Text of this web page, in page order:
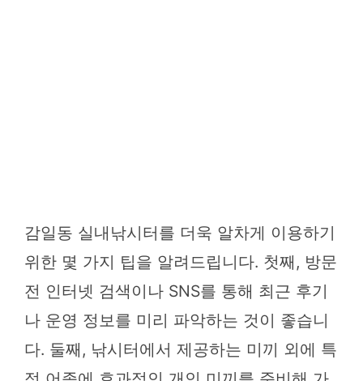
감일동 실내낚시터를 더욱 알차게 이용하기
위한 몇 가지 팁을 알려드립니다. 첫째, 방문
전 인터넷 검색이나 SNS를 통해 최근 후기
나 운영 정보를 미리 파악하는 것이 좋습니
다. 둘째, 낚시터에서 제공하는 미끼 외에 특